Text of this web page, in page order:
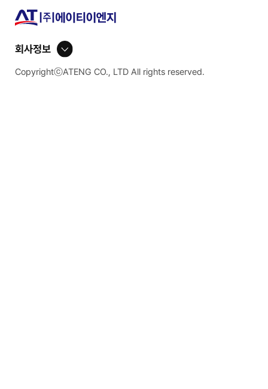
회사정보
CopyrightⓒATENG CO., LTD All rights reserved.